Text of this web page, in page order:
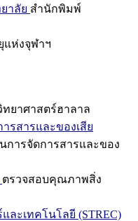
าลัย สำนักพิมพ์
แห่งจุฬาฯ
ยาศาสตร์ฮาลาล
รสารและของเสีย
การจัดการสารและของ
ตรวจสอบคุณภาพสิ่ง
ละเทคโนโลยี (STREC)